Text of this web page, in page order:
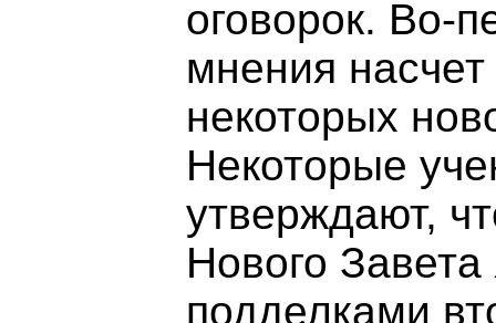
оговорок. Во-
мнения насчет
некоторых
Некоторые
утверждают,
Нового
подделками